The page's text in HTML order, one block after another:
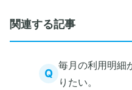
関連する記事
Q
毎月の利用明細
りたい。